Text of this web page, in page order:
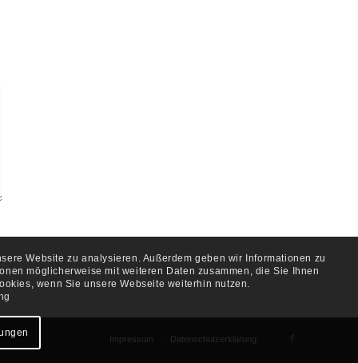
Impressum Datenschutzerklärung
Website zu analysieren. Außerdem geben wir Informationen zu
möglicherweise mit weiteren Daten zusammen, die Sie Ihnen
wenn Sie unsere Webseite weiterhin nutzen.